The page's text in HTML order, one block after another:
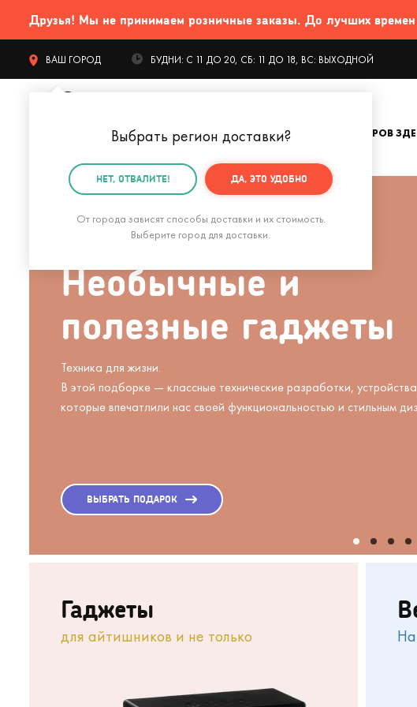
Друзья! Мы не принимаем розничные заказы. До лучших времен
ВАШ ГОРОД
Выбрать регион доставки?
НЕТ, ОТВАЛИТЕ! ДА, ЭТО УДОБНО
От города зависят способы доставки и их стоимость.
Выберите город для доставки.
БУДНИ: С 11 ДО 20, СБ: 11 ДО 18, ВС: ВЫХОДНОЙ
КАТАЛОГ ТОВАРОВ
ИНТЕРЕСНАЯ ПОДБОРКА
Необычные и
полезные гаджеты
Техника для жизни.
В этой подборке — классные технические разработки,
которые впечатлили нас своей функциональностью и стильным
ВЫБРАТЬ ПОДАРОК
Гаджеты
для айтишников и не только